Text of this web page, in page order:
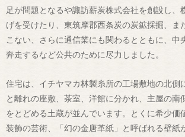
足が問題となるや諏訪薪炭株式会社を創設し、
げを受けたり、東筑摩郡西条炭の炭鉱採掘、ま
こない、さらに通信業にも関わるとともに、中
奔走するなど公共のために尽力しました。
住宅は、イチヤマカ林製糸所の工場敷地の北側
と離れの座敷、茶室、洋館に分かれ、主屋の南
をとどめる土蔵が並んでいます。とくに希少価
装飾の芸術、「幻の金唐革紙」と呼ばれる壁紙